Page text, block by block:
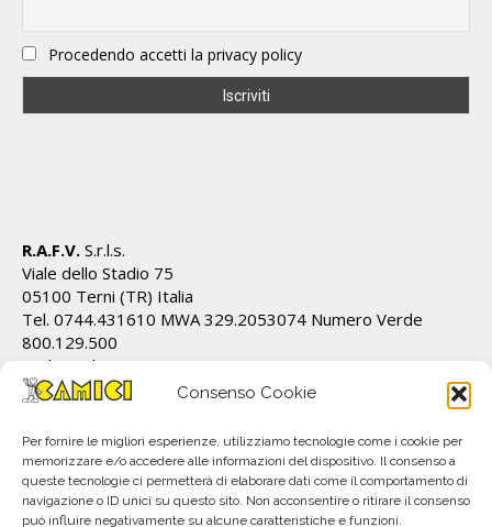
Consenso Cookie
Per fornire le migliori esperienze, utilizziamo tecnologie come i cookie per
memorizzare e/o accedere alle informazioni del dispositivo. Il consenso a
queste tecnologie ci permetterà di elaborare dati come il comportamento di
navigazione o ID unici su questo sito. Non acconsentire o ritirare il consenso
può influire negativamente su alcune caratteristiche e funzioni.
Procedendo accetti la privacy policy
R.A.F.V. S.r.l.s.
Viale dello Stadio 75
05100 Terni (TR) Italia
Tel. 0744.431610 MWA 329.2053074 Numero Verde
800.129.500
Cod.Fiscale/P.IVA IT01628820555 REA TR 112162
info@ecamici.it www.ecamici.it